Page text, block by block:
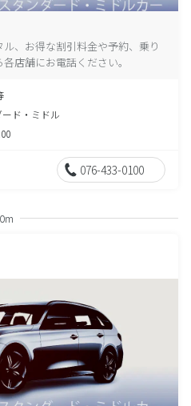
、お得な割引料金や予約、乗り
店舗にお電話ください。
ード・ミドル
076-433-0100